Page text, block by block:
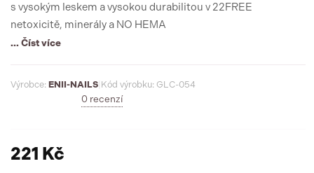
s vysokým leskem a vysokou durabilitou v 22FREE
netoxicitě, minerály a NO HEMA
... Číst více
Výrobce: ENII-NAILS Kód výrobku: GLC-054
0 recenzí
221 Kč